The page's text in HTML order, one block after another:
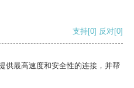
支持[0] 反对[0]
供最高速度和安全性的连接，并帮